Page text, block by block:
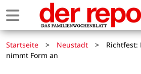
Startseite > Neustadt >
Richtfest:
nimmt Form an